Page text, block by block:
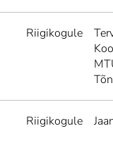
Riigikogule
Riigikogule